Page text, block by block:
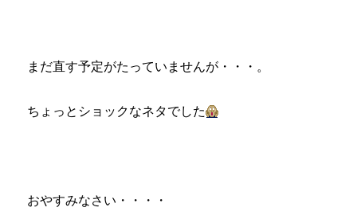
まだ直す予定がたっていませんが・・・。
ちょっとショックなネタでした
おやすみなさい・・・・